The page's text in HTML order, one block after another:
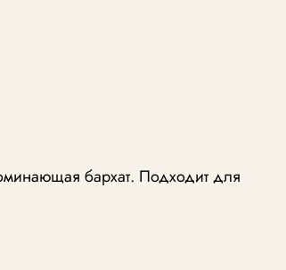
бархат. Подходит для